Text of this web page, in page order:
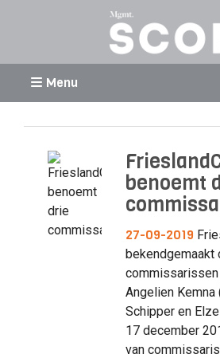
Menu
benoemt
27-09-2019
bekendgemaakt
Angelien
Schipper en
17 december
van